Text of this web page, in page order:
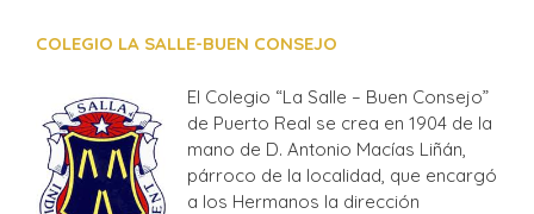
COLEGIO LA SALLE-BUEN CONSEJO
El Colegio “La Salle – Buen Consejo”
de Puerto Real se crea en 1904 de la
mano de D. Antonio Macías Liñán,
párroco de la localidad, que encargó
a los Hermanos la dirección